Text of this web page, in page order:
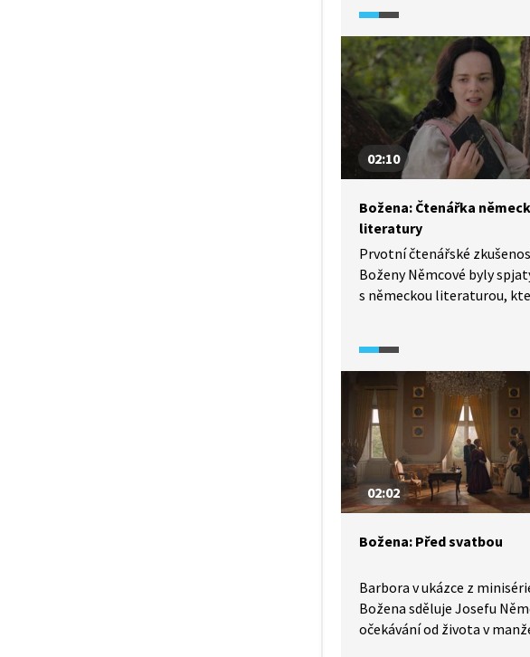
manželů a poodhaluje
Josefa Němce o
Zároveň je zde ukázáno,
způsobem se v té době
sňatky.
02:10
Božena: Čtenářka
literatury
Prvotní čtenářské
Boženy Němcové byly
s německou literaturou,
do čtenářského světa mladé
Barbory, která předčítá
z Goethova Utrpení mladého
Werthera.
02:02
Božena: Před svatbou
Barbora v ukázce z
Božena sděluje Josefu
očekávání od života v